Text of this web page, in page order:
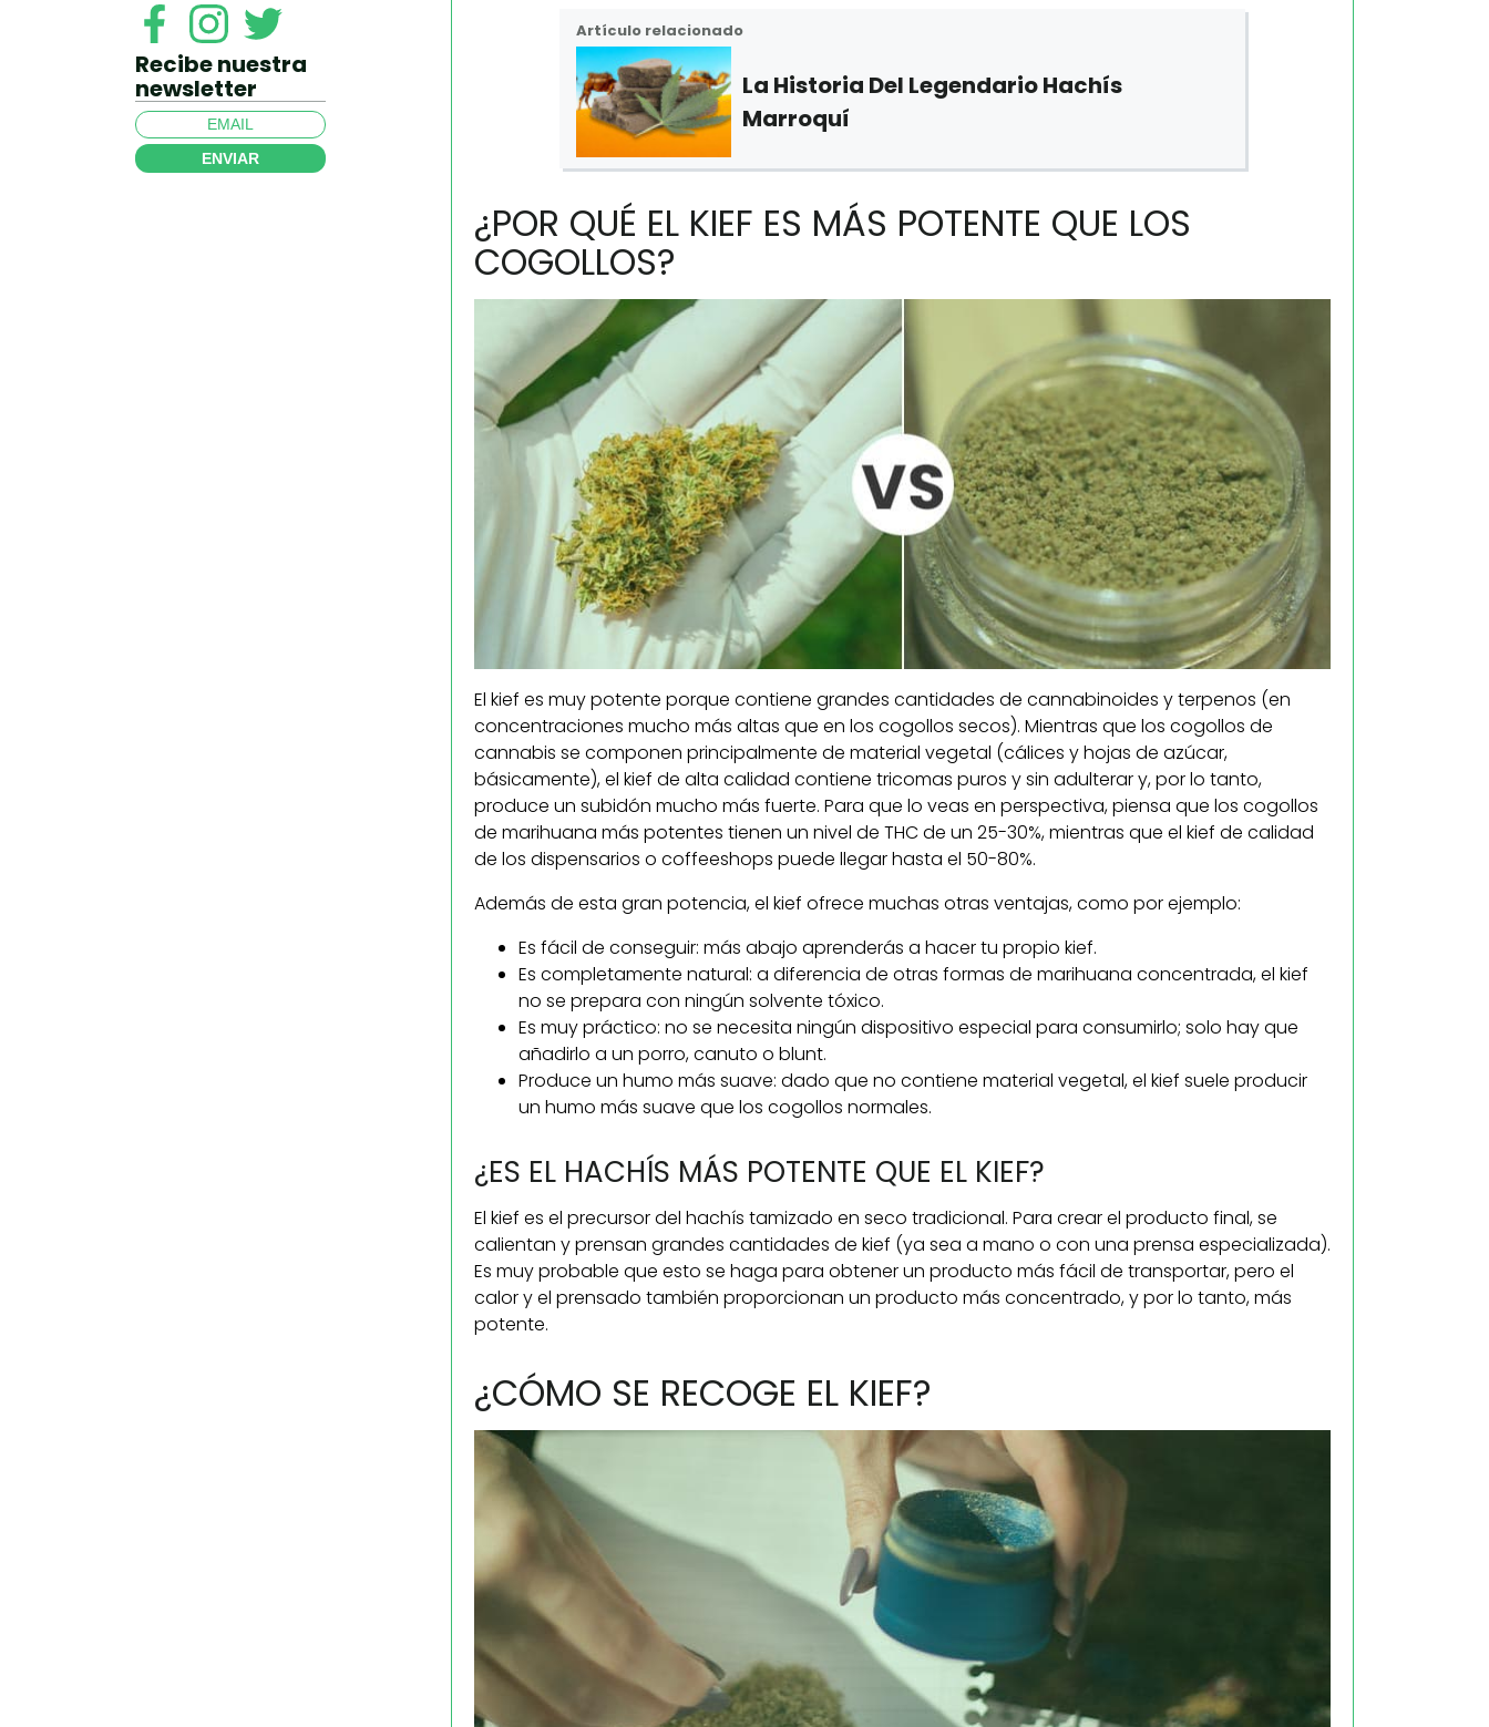
Recibe nuestra
newsletter
ENVIAR
Artículo relacionado
La Historia Del Legendario Hachís
Marroquí
¿POR QUÉ EL KIEF ES MÁS POTENTE QUE LOS
COGOLLOS?
El kief es muy potente porque contiene grandes cantidades de cannabinoides y terpenos (en
concentraciones mucho más altas que en los cogollos secos). Mientras que los cogollos de
cannabis se componen principalmente de material vegetal (cálices y hojas de azúcar,
básicamente), el kief de alta calidad contiene tricomas puros y sin adulterar y, por lo tanto,
produce un subidón mucho más fuerte. Para que lo veas en perspectiva, piensa que los cogollos
de marihuana más potentes tienen un nivel de THC de un 25-30%, mientras que el kief de calidad
de los dispensarios o coffeeshops puede llegar hasta el 50-80%.
Además de esta gran potencia, el kief ofrece muchas otras ventajas, como por ejemplo:
Es fácil de conseguir: más abajo aprenderás a hacer tu propio kief.
Es completamente natural: a diferencia de otras formas de marihuana concentrada, el kief
no se prepara con ningún solvente tóxico.
Es muy práctico: no se necesita ningún dispositivo especial para consumirlo; solo hay que
añadirlo a un porro, canuto o blunt.
Produce un humo más suave: dado que no contiene material vegetal, el kief suele producir
un humo más suave que los cogollos normales.
¿ES EL HACHÍS MÁS POTENTE QUE EL KIEF?
El kief es el precursor del hachís tamizado en seco tradicional. Para crear el producto final, se
calientan y prensan grandes cantidades de kief (ya sea a mano o con una prensa especializada).
Es muy probable que esto se haga para obtener un producto más fácil de transportar, pero el
calor y el prensado también proporcionan un producto más concentrado, y por lo tanto, más
potente.
¿CÓMO SE RECOGE EL KIEF?